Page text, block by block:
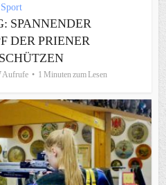
Sport
SPANNENDER
DER PRIENER
Aufrufe 1 Minuten zum Lesen